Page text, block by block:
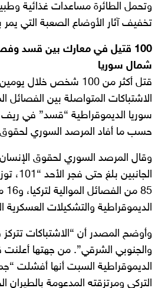
وتحمل الطائرة مساعدات غذائية
تخفيف آثار الأوضاع الصعبة التي
100 قتيل في معارك بين قسد
شمال سوريا
قتل أكثر من 100 شخص
الاشتباكات المتواصلة بين الفصائل
سوريا الديموقراطية “قسد” في
حسب ما أفاد المرصد السوري لحقوق
وقال المرصد السوري لحقوق
الديموقراطية والتشكيلات العسكرية
وأوضح المصدر أن “الاشتباكات
والجنوبي الشرقي”. من جهتها
الديموقراطية السبت أنها أفشلت
التركي ومرتزقته المدعومة بالطيران